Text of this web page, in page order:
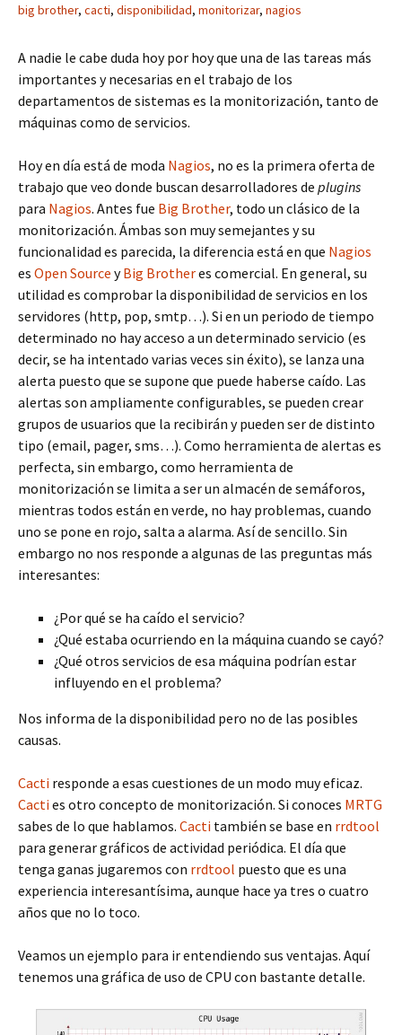
big brother, cacti, disponibilidad, monitorizar, nagios
A nadie le cabe duda hoy por hoy que una de las tareas más
importantes y necesarias en el trabajo de los
departamentos de sistemas es la monitorización, tanto de
máquinas como de servicios.
Hoy en día está de moda Nagios, no es la primera oferta de
trabajo que veo donde buscan desarrolladores de plugins
para Nagios. Antes fue Big Brother, todo un clásico de la
monitorización. Ámbas son muy semejantes y su
funcionalidad es parecida, la diferencia está en que Nagios
es Open Source yBig Brotheres comercial. En general, su
utilidad es comprobar la disponibilidad de servicios en los
servidores (http, pop, smtp…). Si en un periodo de tiempo
determinado no hay acceso a un determinado servicio (es
decir, se ha intentado varias veces sin éxito), se lanza una
alerta puesto que se supone que puede haberse caído. Las
alertas son ampliamente configurables, se pueden crear
grupos de usuarios que la recibirán y pueden ser de distinto
tipo (email, pager, sms…). Como herramienta de alertas es
perfecta, sin embargo, como herramienta de
monitorización se limita a ser un almacén de semáforos,
mientras todos están en verde, no hay problemas, cuando
uno se pone en rojo, salta a alarma. Así de sencillo. Sin
embargo no nos responde a algunas de las preguntas más
interesantes:
¿Por qué se ha caído el servicio?
¿Qué estaba ocurriendo en la máquina cuando se cayó?
¿Qué otros servicios de esa máquina podrían estar
influyendo en el problema?
Nos informa de la disponibilidad pero no de las posibles
causas.
Cacti responde a esas cuestiones de un modo muy eficaz.
Cacties otro concepto de monitorización. Si conoces MRTG
sabes de lo que hablamos. Cacti también se base en rrdtool
para generar gráficos de actividad periódica. El día que
tenga ganas jugaremos con rrdtool puesto que es una
experiencia interesantísima, aunque hace ya tres o cuatro
años que no lo toco.
Veamos un ejemplo para ir entendiendo sus ventajas. Aquí
tenemos una gráfica de uso de CPU con bastante detalle.